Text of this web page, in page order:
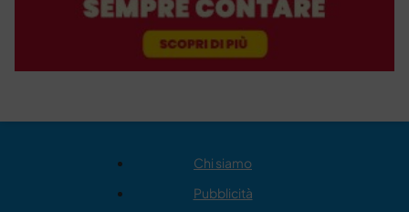
Chi siamo
Pubblicità